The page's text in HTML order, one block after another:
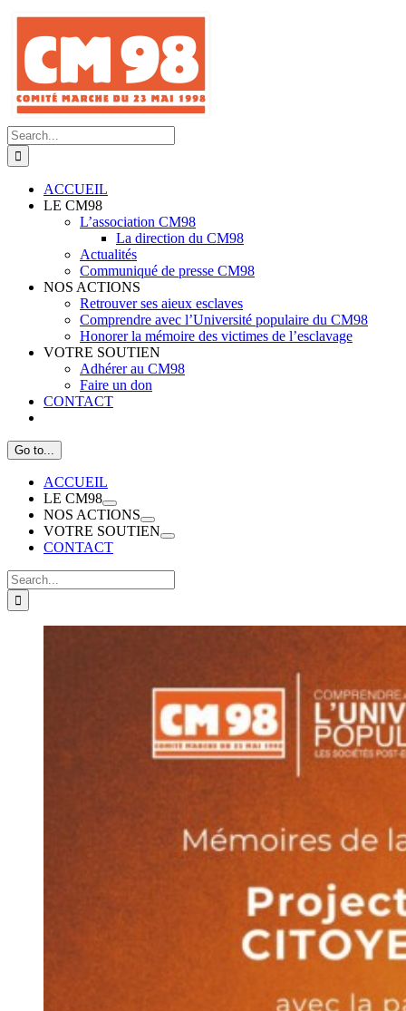
Skip
content
Search
for:
ACCUEIL
LE CM98
L’association CM98
La direction du CM98
Actualités
Communiqué de presse CM98
NOS ACTIONS
Retrouver ses aieux esclaves
Comprendre avec l’Université populaire du CM98
Honorer la mémoire des victimes de l’esclavage
VOTRE SOUTIEN
Adhérer au CM98
Faire un don
CONTACT
Go to...
ACCUEIL
LE CM98
NOS ACTIONS
VOTRE SOUTIEN
CONTACT
Search
for: